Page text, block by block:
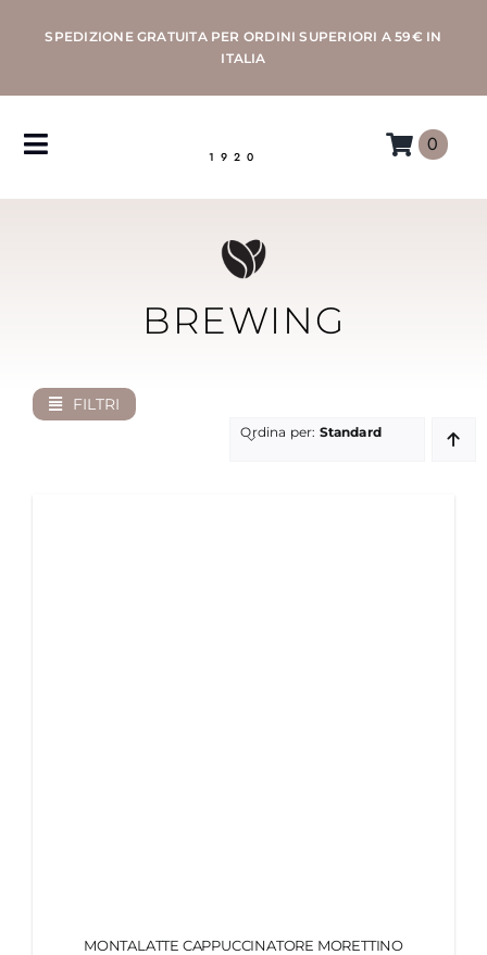
SPEDIZIONE GRATUITA PER ORDINI SUPERIORI A 59€ IN
ITALIA
1920
Toggle
Navigation
PROFESSIONAL
0
BREWING
FILTRI
Ordina per: Standard
MONTALATTE CAPPUCCINATORE MORETTINO